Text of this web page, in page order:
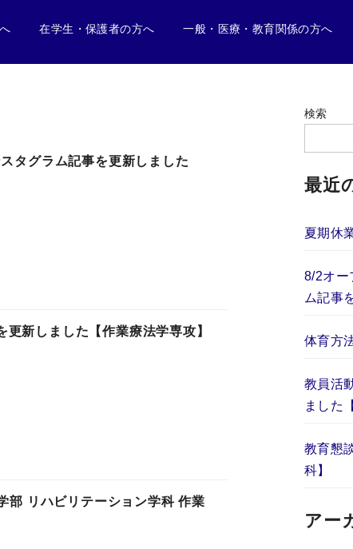
在学生・保護者の方へ 一般・医療・教育関係の方へ
タグラム記事を更新しました
新しました【作業療法学専攻】
リハビリテーション学科 作業
検索
最近
夏期休
8/2オー
ム記事
体育方
教員活
ました
教育懇
科】
アー